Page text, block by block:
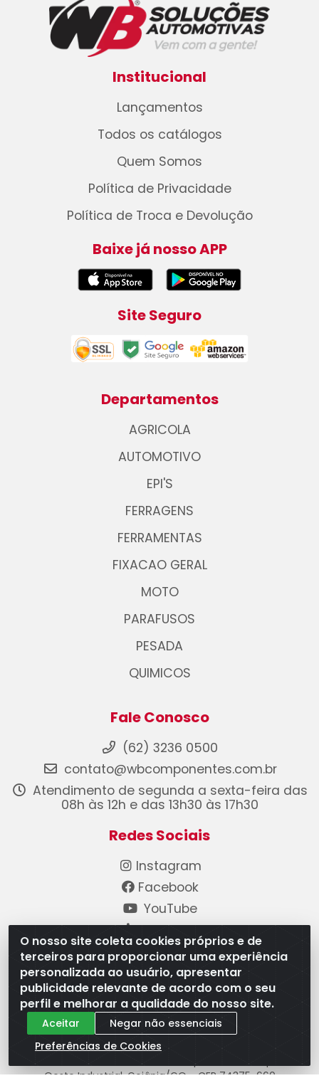
O nosso site coleta cookies próprios e de
terceiros para proporcionar uma experiência
personalizada ao usuário, apresentar
publicidade relevante de acordo com o seu
perfil e melhorar a qualidade do nosso site.
Aceitar
Negar não essenciais
Preferências de Cookies
Institucional
Lançamentos
Todos os catálogos
Quem Somos
Política de Privacidade
Política de Troca e Devolução
Baixe já nosso APP
Site Seguro
Departamentos
AGRICOLA
AUTOMOTIVO
EPI'S
FERRAGENS
FERRAMENTAS
FIXACAO GERAL
MOTO
PARAFUSOS
PESADA
QUIMICOS
Fale Conosco
(62) 3236 0500
contato@wbcomponentes.com.br
Atendimento de segunda a sexta-feira das
08h às 12h e das 13h30 às 17h30
Redes Sociais
Instagram
Facebook
YouTube
Linkedin
Formas de Pagamento
WB Componentes Automotivos LTDA - CNPJ
Oeste Industrial, Goiânia/GO - CEP 74375-660